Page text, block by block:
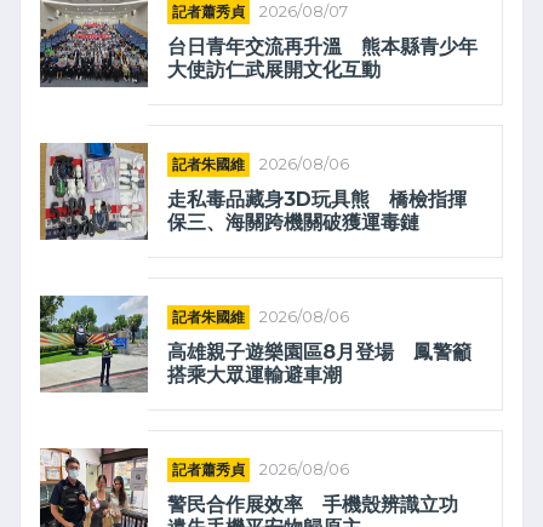
記者蕭秀貞 2026/08/07
台日青年交流再升溫 熊本縣青少年
大使訪仁武展開文化互動
記者朱國維 2026/08/06
走私毒品藏身3D玩具熊 橋檢指揮
保三、海關跨機關破獲運毒鏈
記者朱國維 2026/08/06
高雄親子遊樂園區8月登場 鳳警籲
搭乘大眾運輸避車潮
記者蕭秀貞 2026/08/06
警民合作展效率 手機殼辨識立功